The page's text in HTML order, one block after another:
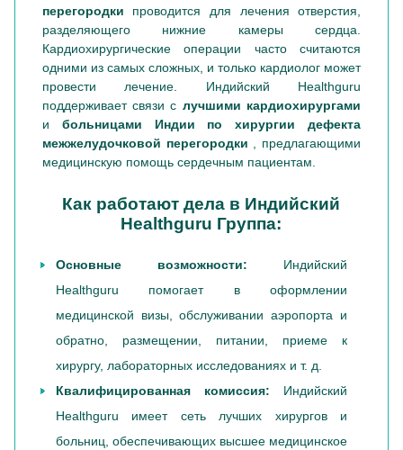
перегородки проводится для лечения отверстия,
разделяющего нижние камеры сердца.
Кардиохирургические операции часто считаются
одними из самых сложных, и только кардиолог может
провести лечение. Индийский Healthguru
поддерживает связи с лучшими кардиохирургами
и больницами Индии по хирургии дефекта
межжелудочковой перегородки
, предлагающими
медицинскую помощь сердечным пациентам.
Как работают дела в Индийский
Healthguru Группа:
Основные возможности: Индийский
Healthguru помогает в оформлении
медицинской визы, обслуживании аэропорта и
обратно, размещении, питании, приеме к
хирургу, лабораторных исследованиях и т. д.
Квалифицированная комиссия: Индийский
Healthguru имеет сеть лучших хирургов и
больниц, обеспечивающих высшее медицинское